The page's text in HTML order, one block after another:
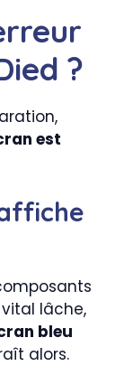
?
est
lâche,
bleu
alors.